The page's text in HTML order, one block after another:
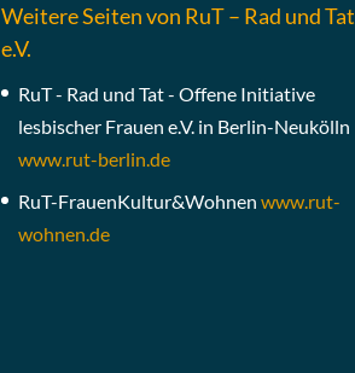
Weitere Seiten von RuT – Rad und Tat
e.V.
RuT - Rad und Tat - Offene Initiative
lesbischer Frauen e.V. in Berlin-Neukölln
www.rut-berlin.de
RuT-FrauenKultur&Wohnen www.rut-
wohnen.de